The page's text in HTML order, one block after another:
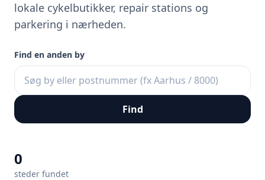
lokale cykelbutikker, repair stations og
parkering i nærheden.
Find en anden by
Find
0
steder fundet